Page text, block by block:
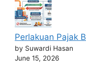
Perlakuan Pajak
by Suwardi Hasan
June 15, 2026